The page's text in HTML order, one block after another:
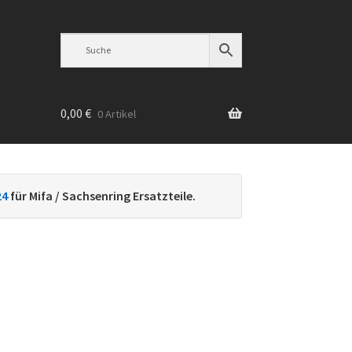
0,00 € 0 Artikel
für Mifa / Sachsenring Ersatzteile.